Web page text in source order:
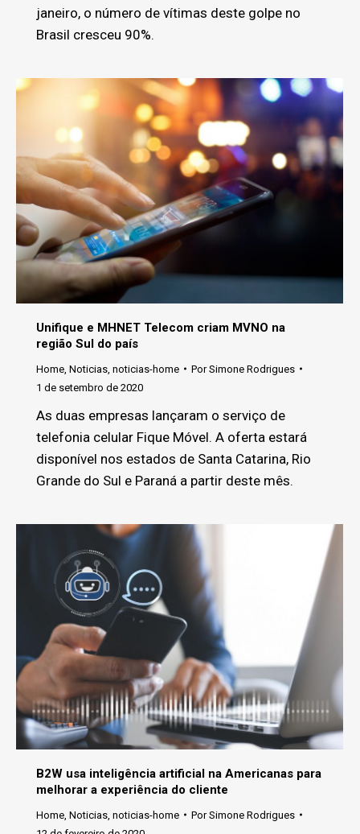
janeiro, o número de vítimas deste golpe no
Brasil cresceu 90%.
Unifique e MHNET Telecom criam MVNO na
região Sul do país
Home Noticias noticias-home PorSimone Rodrigues
1 de setembro de 2020
As duas empresas lançaram o serviço de
telefonia celular Fique Móvel. A oferta estará
disponível nos estados de Santa Catarina, Rio
Grande do Sul e Paraná a partir deste mês.
B2W usa inteligência artificial na Americanas para
melhorar a experiência do cliente
Home Noticias noticias-home PorSimone Rodrigues